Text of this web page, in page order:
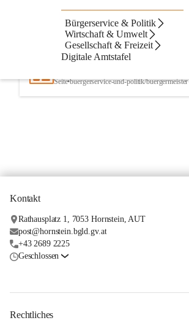
Bürgerservice & Politik
Wirtschaft & Umwelt
Gesellschaft & Freizeit
Digitale Amtstafel
Beste Resultate Artikel Kontakte
Suchergebnisse
Suchergebnisse:
Seite•buergerservice-und-politik/buergermeister
Kontakt
Rathausplatz 1, 7053 Hornstein, AUT
post@hornstein.bgld.gv.at
+43 2689 2225
Geschlossen
Rechtliches